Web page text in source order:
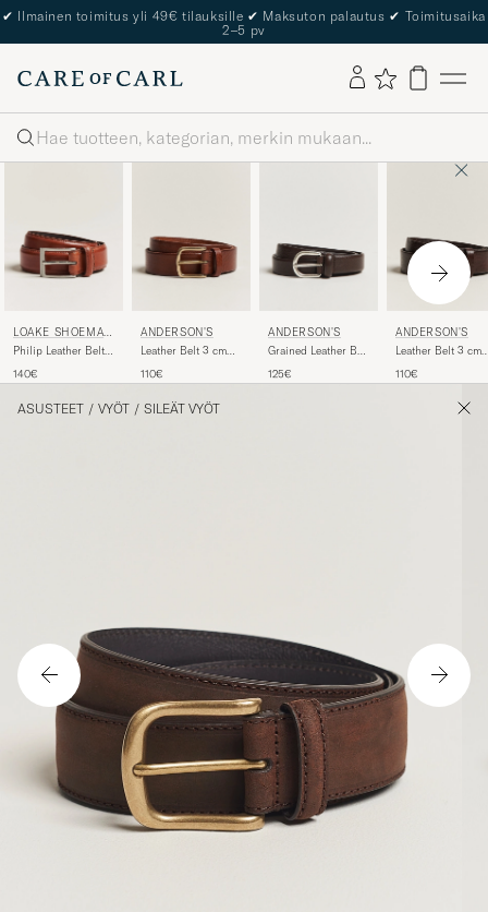
✔ Ilmainen toimitus yli 49€ tilauksille ✔ Maksuton palautus ✔ Toimitusaika
2–5 pv
Haku
LOAKE SHOEMAK
ERS
Philip Leather Belt
140€
ANDERSON'S
Leather Belt 3 cm
110€
ANDERSON'S
Grained Leather Belt
125€
ANDERSON'S
Leather Belt 3 cm
110€
ASUSTEET / VYÖT / SILEÄT VYÖT